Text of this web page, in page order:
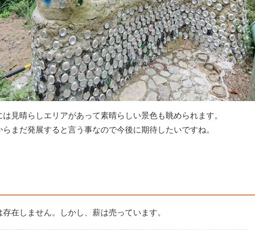
見晴らしエリアがあって素晴らしい景色も眺められます。
まだ発展すると言う事なので今後に期待したいですね。
在しません。しかし、薪は売っています。